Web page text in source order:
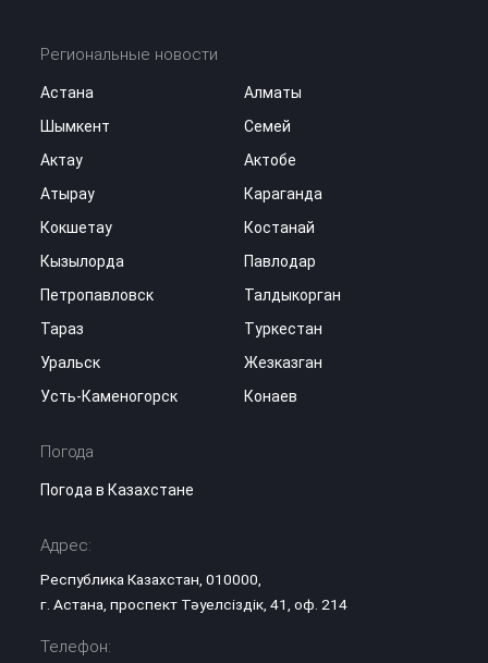
Региональные новости
Астана
Алматы
Шымкент
Семей
Актау
Актобе
Атырау
Караганда
Кокшетау
Костанай
Кызылорда
Павлодар
Петропавловск
Талдыкорган
Тараз
Туркестан
Уральск
Жезказган
Усть-Каменогорск
Конаев
Погода
Погода в Казахстане
Адрес:
Республика Казахстан, 010000,
г. Астана, проспект Тәуелсіздік, 41, оф. 214
Телефон: